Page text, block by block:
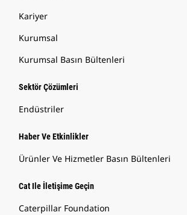
Kariyer
Kurumsal
Kurumsal Basın Bültenleri
Sektör Çözümleri
Endüstriler
Haber Ve Etkinlikler
Ürünler Ve Hizmetler Basın Bültenleri
Cat Ile İletişime Geçin
Caterpillar Foundation